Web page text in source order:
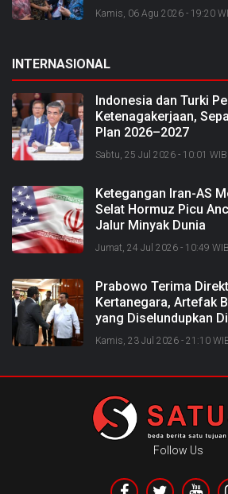
Kamis, 06 Agu 2026 - 19:20
INTERNASIONAL
Indonesia dan Turki
Ketenagakerjaan,
Plan 2026–2027
Sabtu, 25 Jul 2026 - 10:01 WIB
Ketegangan Iran-AS
Selat Hormuz Picu
Jalur Minyak Dunia
Jumat, 24 Jul 2026 - 10:49 WIB
Prabowo Terima
Kertanegara, Artefak
yang Diselundupkan
Kamis, 23 Jul 2026 - 21:10
Follow Us